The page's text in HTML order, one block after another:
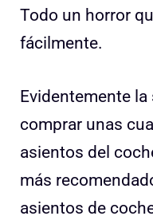
Todo un horror
fácilmente.
Evidentemente
comprar unas
asientos del
más
asientos de